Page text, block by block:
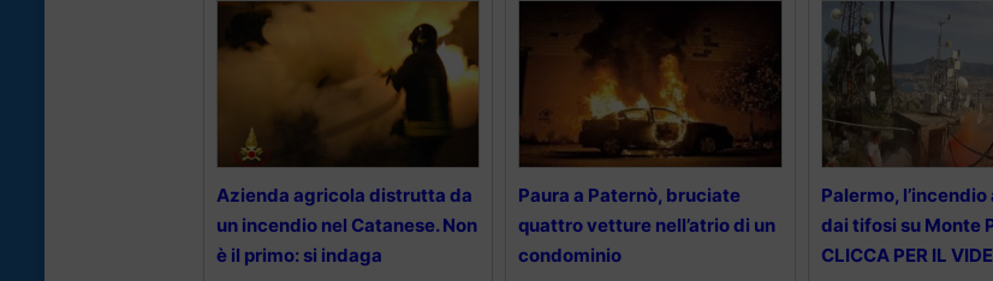
Azienda agricola distrutta da
un incendio nel Catanese. Non
è il primo: si indaga
Paura a Paternò, bruciate
quattro vetture nell’atrio di un
condominio
Palermo,
dai tifosi su Monte
CLICCA PER IL